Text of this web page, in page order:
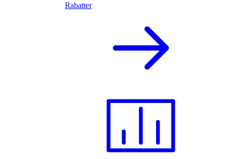
Rabatter